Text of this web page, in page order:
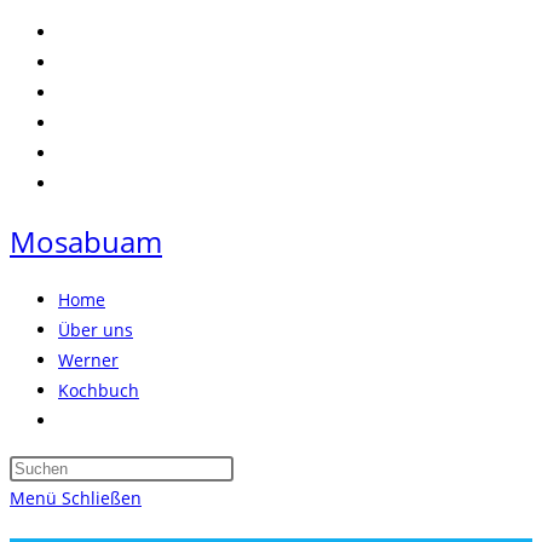
Zum
Inhalt
springen
Mosabuam
Home
Über uns
Werner
Kochbuch
umschalten
Press
Menü Schließen